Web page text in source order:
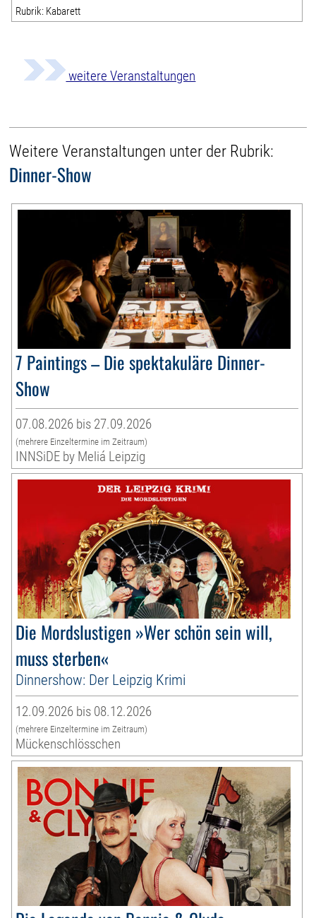
Rubrik: Kabarett
weitere Veranstaltungen
Weitere Veranstaltungen unter der Rubrik:
Dinner-Show
7 Paintings – Die spektakuläre Dinner-
Show
07.08.2026 bis 27.09.2026
(mehrere Einzeltermine im Zeitraum)
INNSiDE by Meliá Leipzig
Die Mordslustigen »Wer schön sein will,
muss sterben«
Dinnershow: Der Leipzig Krimi
12.09.2026 bis 08.12.2026
(mehrere Einzeltermine im Zeitraum)
Mückenschlösschen